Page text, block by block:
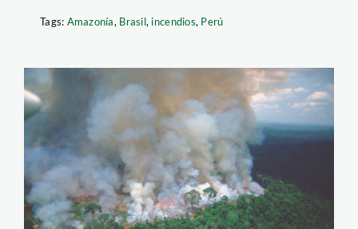
Tags: Amazonía, Brasil, incendios, Perú
brasil incendio – el
espectador